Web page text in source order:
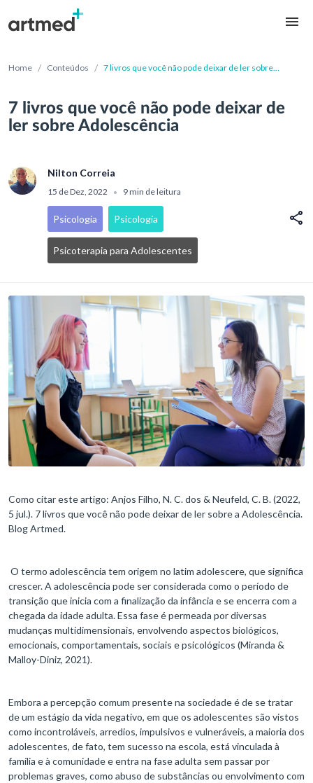
Home / Conteúdos / 7 livros que você não pode deixar de ler sobre
7 livros que você não pode deixar de
ler sobre Adolescência
Nilton Correia
15 de Dez, 2022 • 9 min de leitura
Psicologia Psicologia
Psicoterapia para Adolescentes
Como citar este artigo: Anjos Filho, N. C. dos & Neufeld, C. B. (2022,
5 jul.). 7 livros que você não pode deixar de ler sobre a Adolescência.
Blog Artmed.
O termo adolescência tem origem no latim adolescere, que significa
crescer. A adolescência pode ser considerada como o período de
transição que inicia com a finalização da infância e se encerra com a
chegada da idade adulta. Essa fase é permeada por diversas
mudanças multidimensionais, envolvendo aspectos biológicos,
emocionais, comportamentais, sociais e psicológicos (Miranda &
Malloy-Diniz, 2021).
Embora a percepção comum presente na sociedade é de se tratar
de um estágio da vida negativo, em que os adolescentes são vistos
como incontroláveis, arredios, impulsivos e vulneráveis, a maioria dos
adolescentes, de fato, tem sucesso na escola, está vinculada à
família e à comunidade e entra na fase adulta sem passar por
problemas graves, como abuso de substâncias ou envolvimento com